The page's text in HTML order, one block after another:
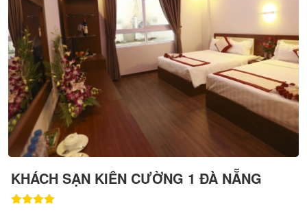
KHÁCH SẠN KIÊN CƯỜNG 1 ĐÀ NẴNG